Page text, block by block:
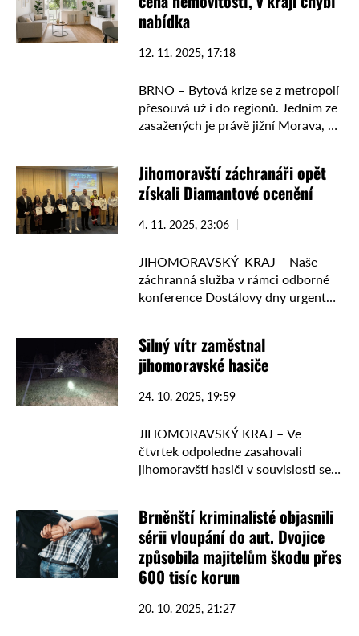
mladé aleje. …
nabídka
12. 11. 2025, 17:18
BRNO – Bytová krize se z metropolí
přesouvá už i do regionů. Jedním ze
zasažených je právě jižní Morava, ve
Jihomoravští záchranáři opět
získali Diamantové ocenění
4. 11. 2025, 23:06
JIHOMORAVSKÝ KRAJ – Naše
záchranná služba v rámci odborné
konference Dostálovy dny urgentní
poněkolikáté nejvyšší, tedy
Diamantové ocenění. Ocenění
Silný vítr zaměstnal
jihomoravské hasiče
24. 10. 2025, 19:59
JIHOMORAVSKÝ KRAJ – Ve
čtvrtek odpoledne zasahovali
jihomoravští hasiči v souvislosti se
případů šlo o odstraňování
popadaných stromů …
Brněnští kriminalisté objasnili
sérii vloupání do aut. Dvojice
způsobila majitelům škodu přes
600 tisíc korun
20. 10. 2025, 21:27